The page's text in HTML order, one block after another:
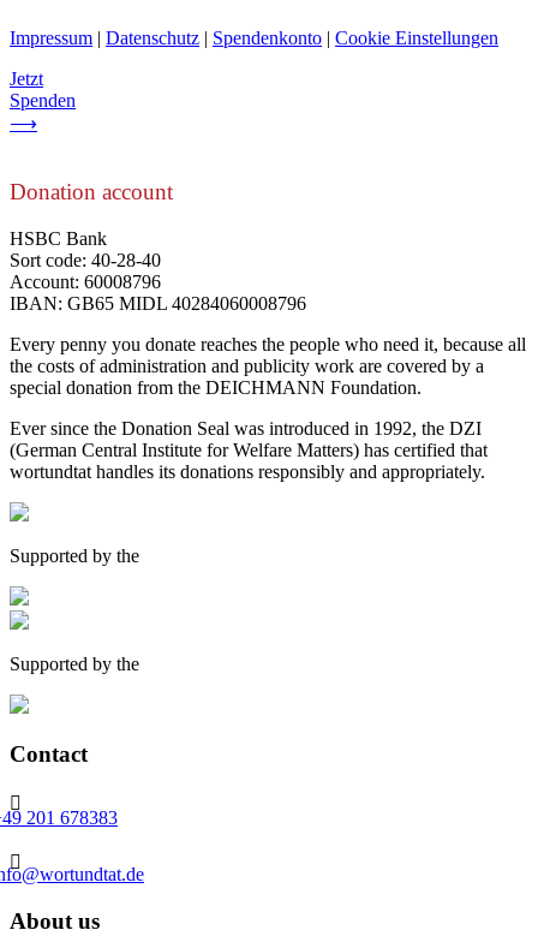
Impressum Datenschutz Spendenkonto
Cookie Einstellungen
Jetzt
Spenden
⟶
Donation account
HSBC Bank
Sort code: 40-28-40
Account: 60008796
IBAN: GB65 MIDL 40284060008796
Every penny you donate reaches the people who need it, because all
the costs of administration and publicity work are covered by a
special donation from the DEICHMANN Foundation.
Ever since the Donation Seal was introduced in 1992, the DZI
(German Central Institute for Welfare Matters) has certified that
wortundtat handles its donations responsibly and appropriately.
Supported by the
Supported by the
Contact

201 678383

About us